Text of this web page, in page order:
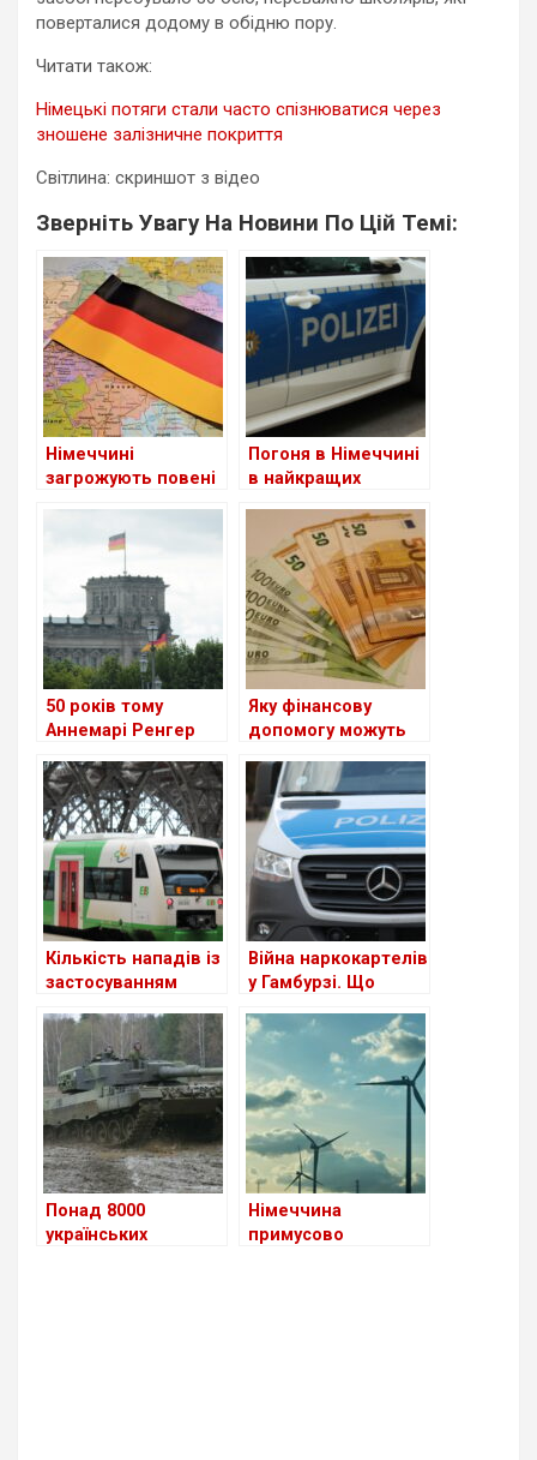
поверталися додому в обідню пору.
Читати також:
Німецькі потяги стали часто спізнюватися через
зношене залізничне покриття
Світлина: скриншот з відео
Зверніть Увагу На Новини По Цій Темі:
Німеччині
загрожують повені
Погоня в Німеччині
в найкращих
Speed
50 років тому
Аннемарі Ренгер
першою жінкою-
президентом
німецького
Бундестагу
Яку фінансову
допомогу можуть
сім’ї з дітьми в
Німеччині
Кількість нападів із
застосуванням
вокзалах Німеччини
зросла більш ніж
удвічі
Війна наркокартелів
у Гамбурзі. Що
Понад 8000
українських
Німеччина
примусово